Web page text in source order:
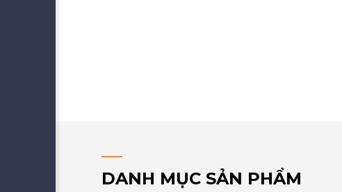
DANH MỤC SẢN PHẨM